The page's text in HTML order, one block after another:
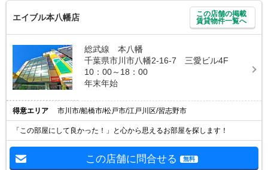
エイブル本八幡店
この店舗の掲載
賃貸物件一覧へ
総武線 本八幡
千葉県市川市八幡2-16-7 三愛ビル4F
10：00～18：00
年末年始
得意エリア 市川市/船橋市/松戸市/江戸川区/習志野市
「この部屋にして良かった！」と心から思えるお部屋を探します！
この店舗に問合せる 無料